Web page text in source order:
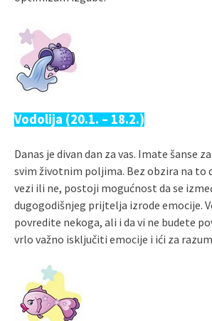
Vodolija (20.1. – 18.2.)
Danas je divan dan za vas. Imate šanse
svim životnim poljima. Bez obzira na to
vezi ili ne, postoji mogućnost da se
dugogodišnjeg prijtelja izrode emocije.
povredite nekoga, ali i da vi ne budete
vrlo važno isključiti emocije i ići za